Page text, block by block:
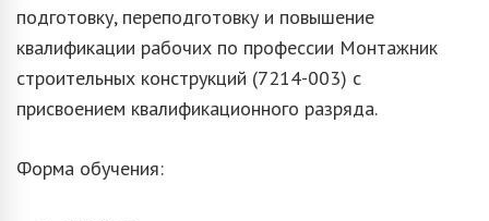
подготовку, переподготовку и повышение
квалификации рабочих по профессии Монтажник
строительных конструкций (7214-003) с
присвоением квалификационного разряда.
Форма обучения: